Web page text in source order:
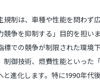
規制は、車種や性能を問わず
競争を抑制する」目的を担い
標での競争が制限された環境
制御技術、燃費性能といった
と進化します。特に1990年代後